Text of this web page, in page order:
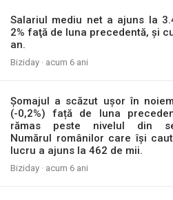
Salariul mediu net a ajuns la
2% faţă de luna precedentă, și
an.
Biziday · acum 6 ani
Șomajul a scăzut ușor în
(-0,2%) față de luna
rămas peste nivelul din
Numărul românilor care își
lucru a ajuns la 462 de mii.
Biziday · acum 6 ani